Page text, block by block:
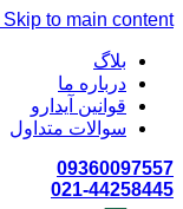
Skip to main content
بلاگ
درباره ما
قوانین آیدارو
سوالات متداول
09360097557
021-44258445